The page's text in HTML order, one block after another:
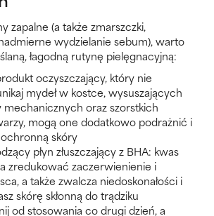
zapalne (a także zmarszczki,
wydzielanie sebum), warto
łagodną rutynę pielęgnacyjną:
oczyszczający, który nie
mydeł w kostce, wysuszających
mechanicznych oraz szorstkich
mogą one dodatkowo podrażnić i
skóry
płyn złuszczający z BHA: kwas
zredukować zaczerwienienie i
a także zwalcza niedoskonałości i
skórę skłonną do trądziku
od stosowania co drugi dzień, a